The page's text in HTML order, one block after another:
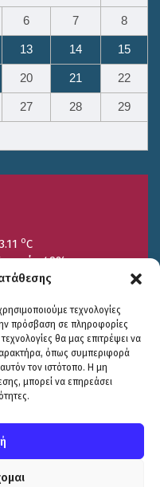
τεχνολογίες
πρόσβαση σε πληροφορίες
θα μας επιτρέψει να
όπως συμπεριφορά
τον ιστότοπο. Η μη
μπορεί να επηρεάσει
6 7 8
13 14 15
20 21 22
27 28 29
oC
49%
27/7
20.94oC